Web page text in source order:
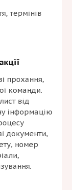
термінів
прохання,
команди.
від
інформацію
документи,
номер